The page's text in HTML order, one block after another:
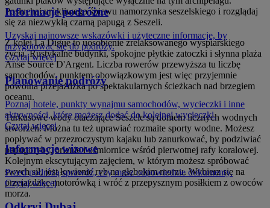
Posłuchaj urokliwego śpiewu namorzynka seszelskiego i rozglądaj
się za niezwykłą czarną papugą z Seszeli.
Z kolei La Digue to uosobienie zrelaksowanego wyspiarskiego
życia. Rustykalne budynki, spokojne płytkie zatoczki i słynna plaża
Anse Source D'Argent. Liczba rowerów przewyższa tu liczbę
samochodów, punktem obowiązkowym jest więc przyjemnie
powolna przejażdżka po spektakularnych ścieżkach nad brzegiem
oceanu.
Turkusowe wody otaczające Seszele są domem licznych wodnych
stworzeń. Można tu też uprawiać rozmaite sporty wodne. Możesz
popływać w przezroczystym kajaku lub zanurkować, by podziwiać
papugoryby, orlenie i ośmiornice wśród pierwotnej rafy koralowej.
Kolejnym ekscytującym zajęciem, w którym możesz spróbować
swych sił, jest łowienie ryb na głębokim morzu. Wybierz się na
przejażdżkę motorówką i wróć z przepysznym posiłkiem z owoców
morza.
Informacje podróżne
Uzyskaj najnowsze wskazówki i użyteczne informacje, by
przygotować się do podróży.
Czytaj więcej
Planowanie podróży
Poznaj hotele, punkty wynajmu samochodów, wycieczki i inne
aktywności, które możesz dodać do kolejnej wycieczki.
Czytaj więcej
Informacje wizowe
Przed podróżą sprawdź, czy masz odpowiednie dokumenty.
Czytaj więcej